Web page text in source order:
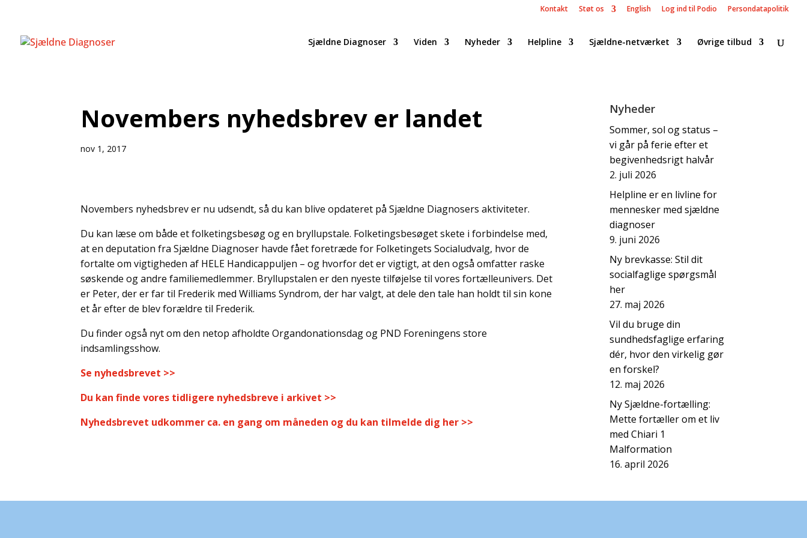
Kontakt Støt os English Log ind til Podio Persondatapolitik
Sjældne Diagnoser Viden Nyheder Helpline Sjældne-netværket Øvrige tilbud
Novembers nyhedsbrev er landet
nov 1, 2017
Novembers nyhedsbrev er nu udsendt, så du kan blive opdateret på Sjældne Diagnosers aktiviteter.
Du kan læse om både et folketingsbesøg og en bryllupstale. Folketingsbesøget skete i forbindelse med,
at en deputation fra Sjældne Diagnoser havde fået foretræde for Folketingets Socialudvalg, hvor de
fortalte om vigtigheden af HELE Handicappuljen – og hvorfor det er vigtigt, at den også omfatter raske
søskende og andre familiemedlemmer. Bryllupstalen er den nyeste tilføjelse til vores fortælleunivers. Det
er Peter, der er far til Frederik med Williams Syndrom, der har valgt, at dele den tale han holdt til sin kone
et år efter de blev forældre til Frederik.
Du finder også nyt om den netop afholdte Organdonationsdag og PND Foreningens store
indsamlingsshow.
Se nyhedsbrevet >>
Du kan finde vores tidligere nyhedsbreve i arkivet >>
Nyhedsbrevet udkommer ca. en gang om måneden og du kan tilmelde dig her >>
Nyheder
Sommer, sol og status –
vi går på ferie efter et
begivenhedsrigt halvår
2. juli 2026
Helpline er en livline for
mennesker med sjældne
diagnoser
9. juni 2026
Ny brevkasse: Stil dit
socialfaglige spørgsmål
her
27. maj 2026
Vil du bruge din
sundhedsfaglige erfaring
dér, hvor den virkelig gør
en forskel?
12. maj 2026
Ny Sjældne-fortælling:
Mette fortæller om et liv
med Chiari 1
Malformation
16. april 2026